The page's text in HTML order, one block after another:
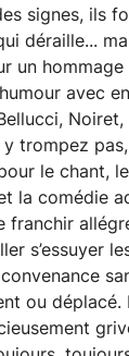
signes, ils
déraille...
un
avec
trompez
le chant,
la comédie
franchir
s’essuyer
ou déplacé.